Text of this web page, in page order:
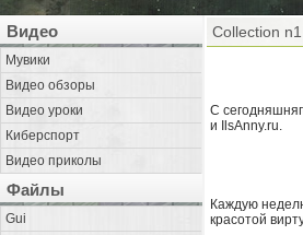
Видео
Мувики
Видео обзоры
Видео уроки
Киберспорт
Видео приколы
Файлы
Gui
Collection
С
и IlsAnny.ru.
Каждую
красотой